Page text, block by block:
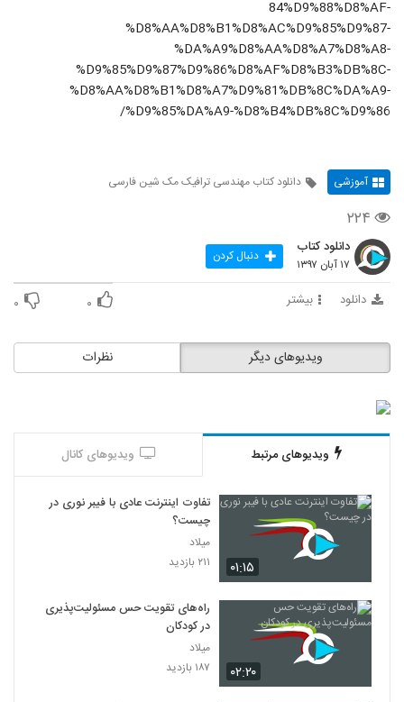
84%D9%88%D8%AF-
%D8%AA%D8%B1%D8%AC%D9%85%D9%87-
%DA%A9%D8%AA%D8%A7%D8%A8-
%D9%85%D9%87%D9%86%D8%AF%D8%B3%DB%8C-
%D8%AA%D8%B1%D8%A7%D9%81%DB%8C%DA%A9-
%D9%85%DA%A9-%D8%B4%DB%8C%D9%86/
آموزشی دانلود کتاب مهندسی ترافیک مک شین فارسی
۲۲۴
دانلود کتاب
۱۷ آبان ۱۳۹۷ دنبال کردن
دانلود بیشتر ۰ ۰
نظرات ویدیوهای دیگر
ویدیوهای مرتبط ویدیوهای کانال
۰۱:۱۵
تفاوت اینترنت عادی با فیبر نوری در
چیست؟
میلاد
۲۱۱ بازدید
۰۲:۲۰
راه‌های تقویت حس مسئولیت‌پذیری
در کودکان
میلاد
۱۸۷ بازدید